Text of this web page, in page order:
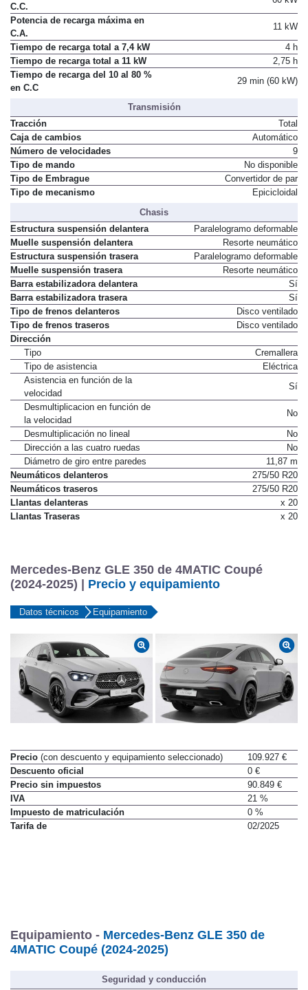
C.C.
Potencia de recarga máxima en
C.A.
11 kW
Tiempo de recarga total a 7,4 kW
4 h
Tiempo de recarga total a 11 kW
2,75 h
Tiempo de recarga del 10 al 80 %
en C.C
29 min (60 kW)
Transmisión
Tracción
Total
Caja de cambios
Automático
Número de velocidades
9
Tipo de mando
No disponible
Tipo de Embrague
Convertidor de par
Tipo de mecanismo
Epicicloidal
Chasis
Estructura suspensión delantera
Paralelogramo deformable
Muelle suspensión delantera
Resorte neumático
Estructura suspensión trasera
Paralelogramo deformable
Muelle suspensión trasera
Resorte neumático
Barra estabilizadora delantera
Sí
Barra estabilizadora trasera
Sí
Tipo de frenos delanteros
Disco ventilado
Tipo de frenos traseros
Disco ventilado
Dirección
Tipo
Cremallera
Tipo de asistencia
Eléctrica
Asistencia en función de la
velocidad
Sí
Desmultiplicacion en función de
la velocidad
No
Desmultiplicación no lineal
No
Dirección a las cuatro ruedas
No
Diámetro de giro entre paredes
11,87 m
Neumáticos delanteros
275/50 R20
Neumáticos traseros
275/50 R20
Llantas delanteras
x 20
Llantas Traseras
x 20
Mercedes-Benz GLE 350 de 4MATIC Coupé
(2024-2025) | Precio y equipamiento
Datos técnicos Equipamiento
Precio (con descuento y equipamiento seleccionado)
109.927 €
Descuento oficial
0 €
Precio sin impuestos
90.849 €
IVA
21 %
Impuesto de matriculación
0 %
Tarifa de
02/2025
Equipamiento - Mercedes-Benz GLE 350 de
4MATIC Coupé (2024-2025)
Seguridad y conducción